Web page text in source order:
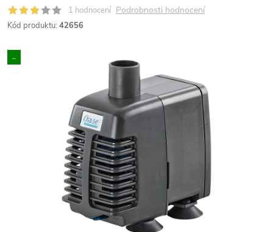
1 hodnocení Podrobnosti hodnocení
Kód produktu: 42656
..